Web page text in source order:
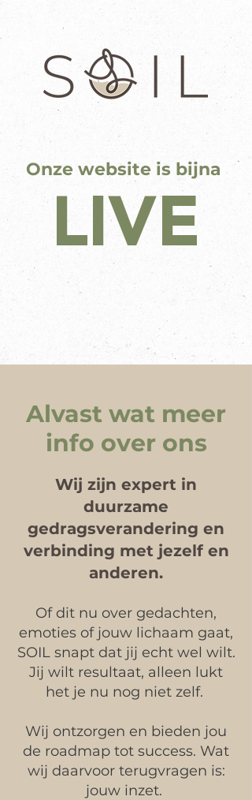
Onze website is bijna
LIVE
Alvast wat meer
info over ons
Wij zijn expert in
duurzame
gedragsverandering en
verbinding met jezelf en
anderen.
Of dit nu over gedachten,
emoties of jouw lichaam gaat,
SOIL snapt dat jij echt wel wilt.
Jij wilt resultaat, alleen lukt
het je nu nog niet zelf.
Wij ontzorgen en bieden jou
de roadmap tot success. Wat
wij daarvoor terugvragen is:
jouw inzet.